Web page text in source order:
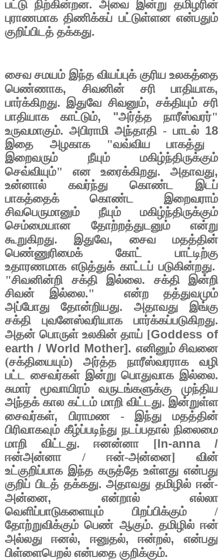
பட்டு நிற்கின்றன. அவை இன்று தமிழரின்
புராணமாக திணிக்கப் பட்டுள்ளன என்பதும்
குறிப்பிடத் தக்கது.
சைவ சமயம் இந்த வியப்புக் குரிய உலகத்தை
பெண்ணாக,சிவனின் சரி பாதியாக,
பார்க்கிறது. இதுவே சிவனும், சக்தியும் சரி
பாதியாக காட்டும், "அர்த்த நாரீஸ்வரர்"
உருவமாகும். அபிராமி அந்தாதி - பாடல் 18
இதை அழகாக "வவ்விய பாகத்து
இறைவரும் நீயும் மகிழ்ந்திருக்கும்
செவ்வியும்" என உரைக்கிறது. அதாவது,
உன்னால் கவர்ந்து கொண்ட இடப்
பாகத்தைக் கொண்ட இறைவராம்
சிவபெருமானும் நீயும் மகிழ்ந்திருக்கும்
செம்மையான தோற்றத்துடனும் என்று
கூறுகிறது. இதுவே, சைவ மதத்தின்
பெண்ணுரிமைக் கோட் பாட்டிற்கு
உதாரணமாக எடுத்துக் காட்டப் படுகின்றது.
"சிவனின்றி சக்தி இல்லை. சக்தி இன்றி
சிவன் இல்லை."
என்ற தத்துவமும்
அப்போது தோன்றியது. அதாவது இங்கு
சக்தி புவனேஸ்வரியாக பார்க்கப்படுகிறது.
அதன் பொருள் உலகின் தாய் [Goddess of
earth / World Mother]. எனினும் சிவனை
(சக்தியையும்) அர்த்த நாரீஸ்வரராக வழி
பட்ட சைவர்கள் இன்று பொதுவாக இல்லை.
சுமார் மூவாயிரம் வருடங்களுக்கு முந்திய
அந்தக் கால கட்டம் மாறி விட்டது. இன்றுள்ள
சைவர்கள், பிராமண - இந்து மதத்தின்
பிரிவாகவும் கீழ்ப்படிந்து நடப்பதால் நிலைமை
மாறி விட்டது. ஈனன்னா [In-anna /
ஈன்அன்னா / ஈன்-அன்னை] வின்
உட்குறிப்பாக இந்த கருத்தே உள்ளது என்பது
குறிப் பிடத் தக்கது. அதாவது தமிழில் ஈன்-
அன்னை, என்றால் எல்லா
வெளிப்பாடுகளையும் பிறப்பிக்கும் /
தோற்றுவிக்கும் பெண் ஆகும். தமிழில் ஈன்
அல்லது ஈனல், ஈனுதல்,ஈன்றல், என்பது
பிள்ளைபெறல் என்பதை குறிக்கும்.